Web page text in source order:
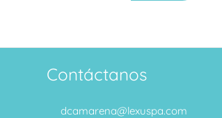
Contáctanos
dcamarena@lexuspa.com